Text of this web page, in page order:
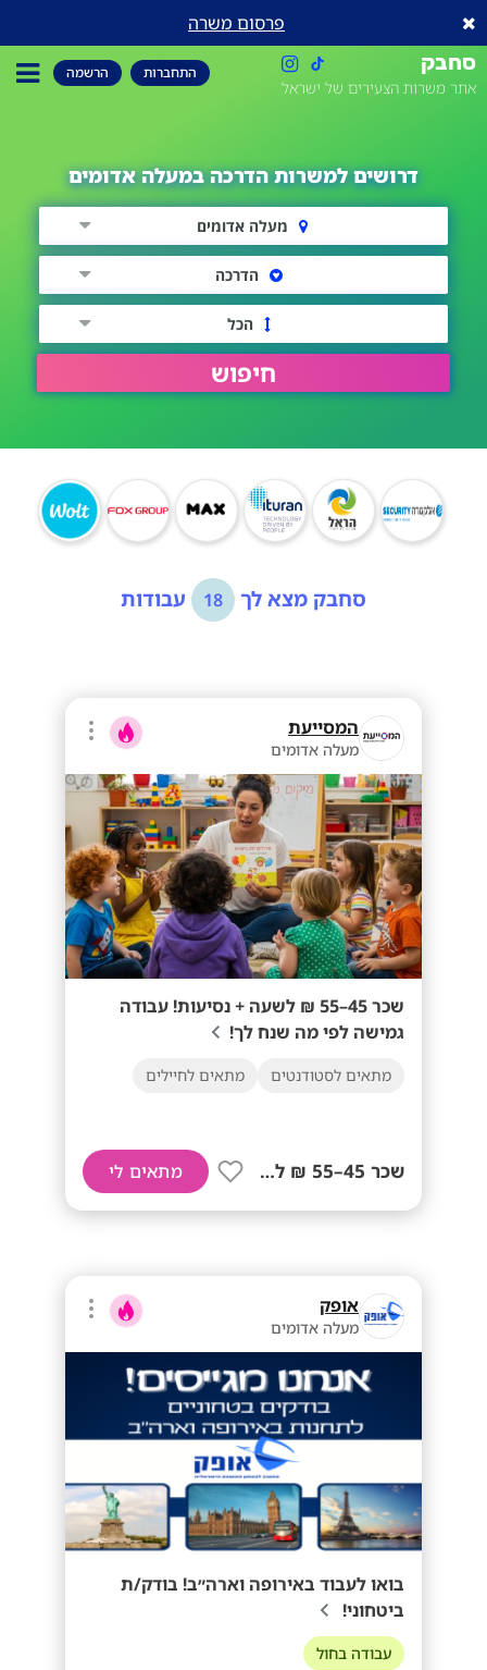
פרסום משרה
סחבק
אתר משרות הצעירים של ישראל
התחברות הרשמה
דרושים למשרות הדרכה במעלה אדומים
מעלה אדומים
הדרכה
הכל
חיפוש
סחבק מצא לך 18 עבודות
המסייעת
מעלה אדומים
שכר 45–55 ₪ לשעה + נסיעות! עבודה
גמישה לפי מה שנח לך!
מתאים לסטודנטים מתאים לחיילים
שכר 45–55 ₪ לשעה+ נסיעות! מתאים לי
אופק
מעלה אדומים
בואו לעבוד באירופה וארה״ב! בודק/ת
ביטחוני!
עבודה בחול